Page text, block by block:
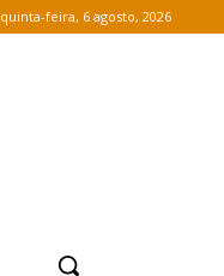
quinta-feira, 6 agosto, 2026